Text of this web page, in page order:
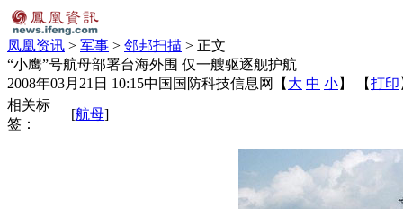
凤凰资讯 > 军事 > 邻邦扫描 > 正文
“小鹰”号航母部署台海外围 仅一艘驱逐舰护航
2008年03月21日 10:15中国国防科技信息网 【 大 中 小】 【打印
相关标
签：
[航母]